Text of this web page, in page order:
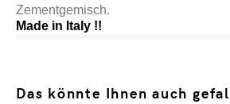
Zementgemisch.
Made in Italy !!
Das könnte Ihnen auch